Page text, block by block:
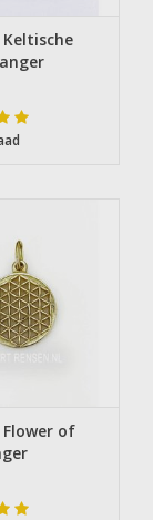
Keltische
Flower of